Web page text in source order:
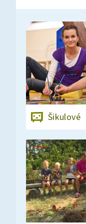
Šikulové